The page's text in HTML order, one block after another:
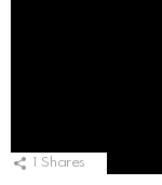
1 Shares